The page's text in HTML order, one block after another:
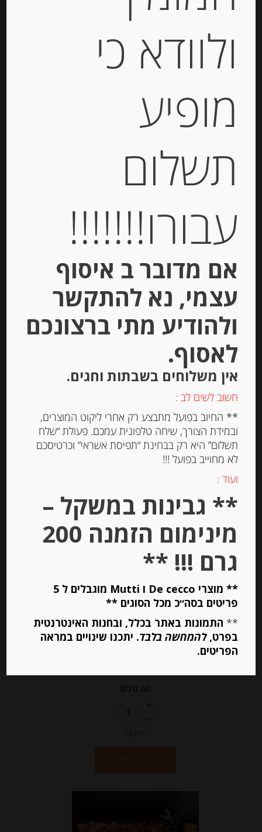
400 גר
₪ 265.00
יחידות
פלטת גבינות לאירוח, 600 גרם
₪245.00
יחידות
הוספה לסל
סלסילת מתכת עם בד לבן
ולוודא כי
מופיע
תשלום
עבורו!!!!!!!
אם מדובר ב איסוף
עצמי, נא להתקשר
ולהודיע מתי ברצונכם
לאסוף.
אין משלוחים בשבתות וחגים.
חשוב לשים לב :
** החיוב בפועל מתבצע רק אחרי ליקוט המוצרים,
ובמידת הצורך, שיחה טלפונית עמכם. פעולת “שלח
תשלום” היא רק בבחינת “תפיסת אשראי” וכרטיסכם
לא מחוייב בפועל !!!
ועוד :
** גבינות במשקל –
מינימום הזמנה 200
גרם !!! **
** מוצרי De cecco ו Mutti מוגבלים ל 5
פריטים בסה״כ מכל הסוגים **
** התמונות באתר בכלל, ובחנות האינטרנטית
בפרט,להמחשה בלבד. יתכנו שינויים במראה
הפריטים.